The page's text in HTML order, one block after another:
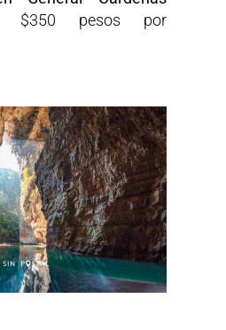
$350 pesos por